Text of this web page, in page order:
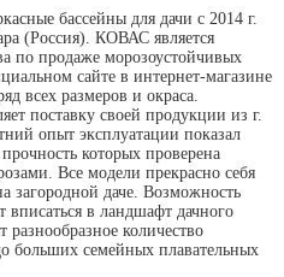
бассейны для дачи с 2014 г.
(Россия). КОВАС является
по продаже морозоустойчивых
сайте в интернет-магазине
всех размеров и окраса.
поставку своей продукции из г.
опыт эксплуатации показал
которых проверена
Все модели прекрасно себя
загородной даче. Возможность
вписаться в ландшафт дачного
разнообразное количество
больших семейных плавательных